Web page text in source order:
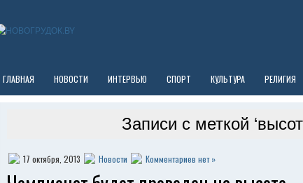
ГЛАВНАЯ НОВОСТИ ИНТЕРВЬЮ СПОРТ КУЛЬТУРА РЕЛИГИЯ
Записи с меткой
17 октября, 2013 Новости Комментариев нет »